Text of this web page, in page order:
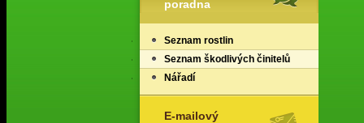
poradna
Seznam rostlin
Seznam škodlivých činitelů
Nářadí
E-mailový